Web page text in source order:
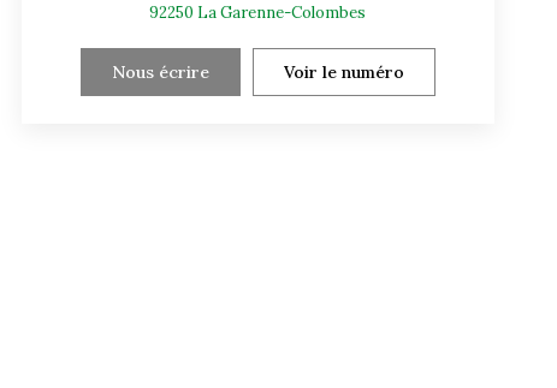
92250 La Garenne-Colombes
Nous écrire Voir le numéro